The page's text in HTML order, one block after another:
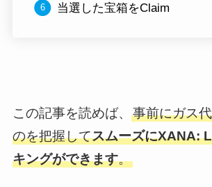
当選した宝箱をClaim
この記事を読めば、 事前にガス
のを把握してスムーズにXANA:
キングができます。